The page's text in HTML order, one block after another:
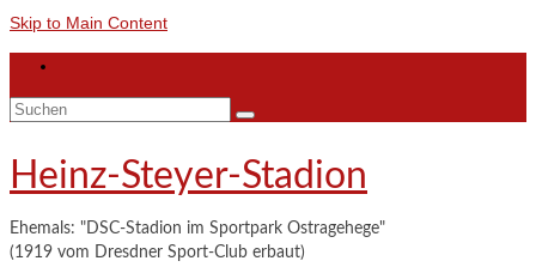
Skip to Main Content
Suchen
Heinz-Steyer-Stadion
Ehemals: "DSC-Stadion im Sportpark Ostragehege"
(1919 vom Dresdner Sport-Club erbaut)